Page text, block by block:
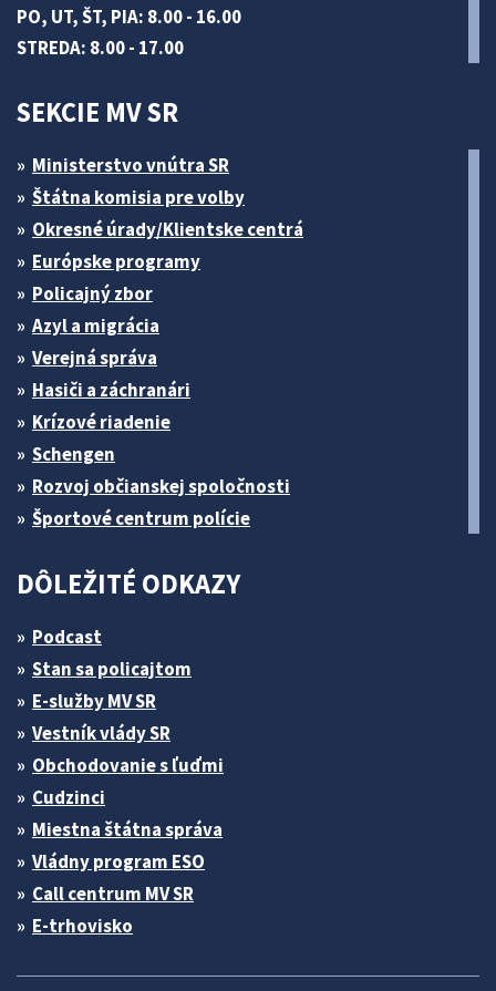
PO, UT, ŠT, PIA: 8.00 - 16.00
STREDA: 8.00 - 17.00
SEKCIE MV SR
Ministerstvo vnútra SR
Štátna komisia pre volby
Okresné úrady/Klientske centrá
Európske programy
Policajný zbor
Azyl a migrácia
Verejná správa
Hasiči a záchranári
Krízové riadenie
Schengen
Rozvoj občianskej spoločnosti
Športové centrum polície
DÔLEŽITÉ ODKAZY
Podcast
Stan sa policajtom
E-služby MV SR
Vestník vlády SR
Obchodovanie s ľuďmi
Cudzinci
Miestna štátna správa
Vládny program ESO
Call centrum MV SR
E-trhovisko